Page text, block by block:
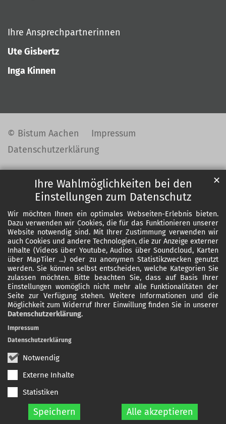
Ihre Wahlmöglichkeiten bei den
Einstellungen zum Datenschutz
Wir möchten Ihnen ein optimales Webseiten-Erlebnis bieten.
Dazu verwenden wir Cookies, die für das Funktionieren unserer
Website notwendig sind. Mit Ihrer Zustimmung verwenden wir
auch Cookies und andere Technologien, die zur Anzeige externer
Inhalte (Videos über Youtube, Audios über Soundcloud, Karten
über MapTiler ...) oder zu anonymen Statistikzwecken genutzt
werden. Sie können selbst entscheiden, welche Kategorien Sie
zulassen möchten. Bitte beachten Sie, dass auf Basis Ihrer
Einstellungen womöglich nicht mehr alle Funktionalitäten der
Seite zur Verfügung stehen. Weitere Informationen und die
Möglichkeit zum Widerruf Ihrer Einwillung finden Sie in unserer
Datenschutzerklärung.
Notwendig
Externe Inhalte
Statistiken
Speichern Alle akzeptieren
✕
Impressum
Datenschutzerklärung
Ihre Ansprechpartnerinnen
Ute Gisbertz
Inga Kinnen
© Bistum Aachen
Impressum
Datenschutzerklärung